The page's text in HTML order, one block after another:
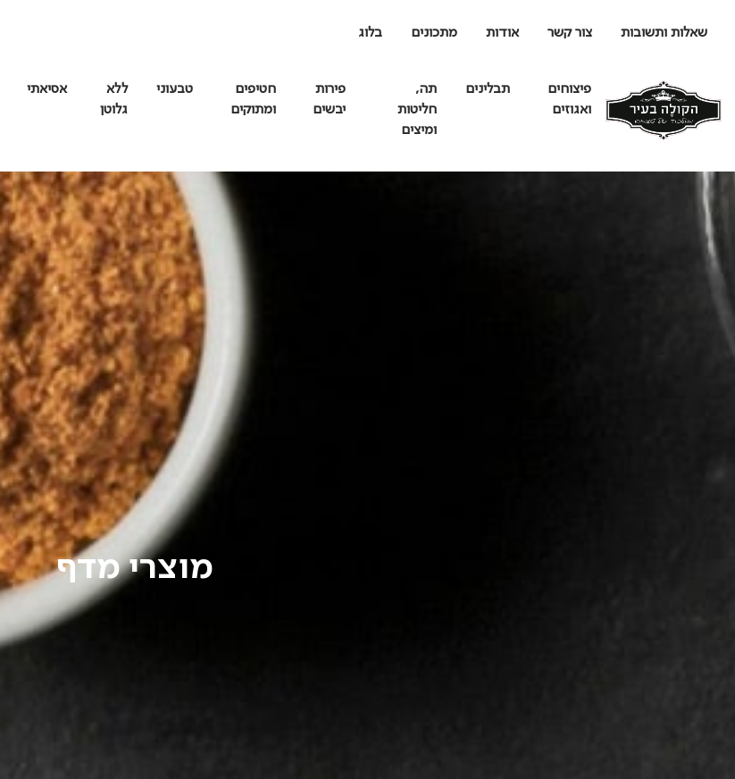
שאלות ותשובות צור קשר אודות מתכונים בלוג
פיצוחים
ואגוזים
תבלינים
תה,
חליטות
ומיצים
פירות
יבשים
חטיפים
ומתוקים
טבעוני
ללא
גלוטן
אסיאתי
מוצרי מדף